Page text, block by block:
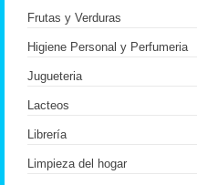
Frutas y Verduras
Higiene Personal y Perfumeria
Jugueteria
Lacteos
Librería
Limpieza del hogar